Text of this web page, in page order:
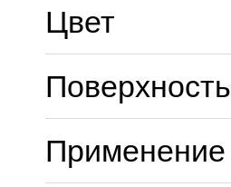
Цвет
Поверхность
Применение